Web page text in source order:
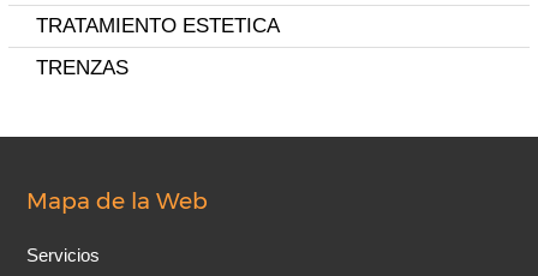
TRATAMIENTO ESTETICA
TRENZAS
Mapa de la Web
Servicios